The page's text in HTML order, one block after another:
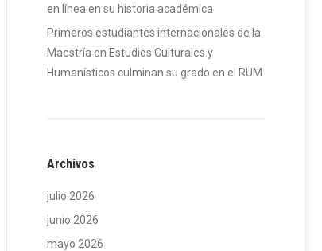
en línea en su historia académica
Primeros estudiantes internacionales de la
Maestría en Estudios Culturales y
Humanísticos culminan su grado en el RUM
Archivos
julio 2026
junio 2026
mayo 2026